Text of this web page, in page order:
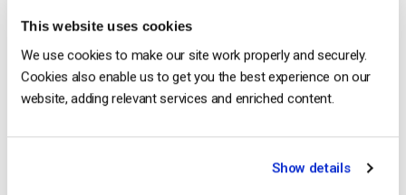
This website uses cookies
We use cookies to make our site work properly and securely.
Cookies also enable us to get you the best experience on our
website, adding relevant services and enriched content.
Show details
autour d’un fournisseur et que les circonstances deviennent
défavorables, il peut être difficile de mettre fin au partenariat
et de passer au suivant puisque vos opérations dépendent de
lui.
L’utilisation d’un multi-CDN permet d’éviter l’enfermement
dans un fournisseur, puisque vous équipez votre installation